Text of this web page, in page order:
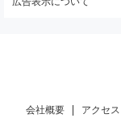
会社概要 アクセス